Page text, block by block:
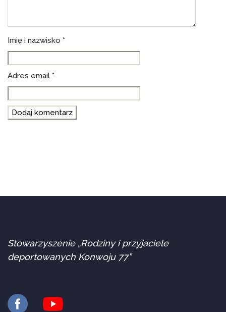
Imię i nazwisko *
Adres email *
Stowarzyszenie „Rodziny i przyjaciele
deportowanych Konwoju 77”